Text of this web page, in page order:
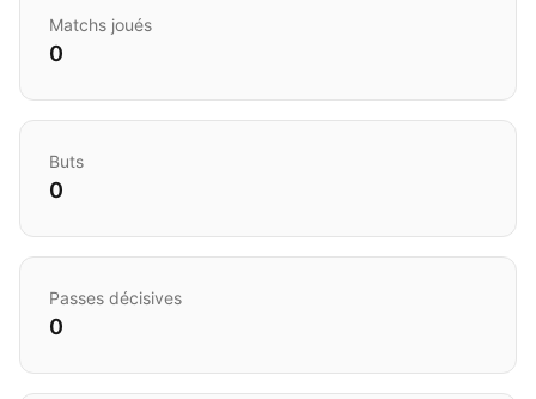
Matchs joués
0
Buts
0
Passes décisives
0